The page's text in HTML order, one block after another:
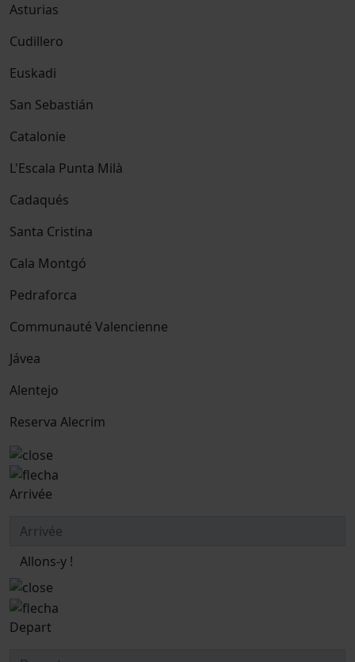
Asturias
Cudillero
Euskadi
San Sebastián
Catalonie
L'Escala Punta Milà
Cadaqués
Santa Cristina
Cala Montgó
Pedraforca
Communauté Valencienne
Jávea
Alentejo
Reserva Alecrim
Arrivée
Allons-y !
Depart